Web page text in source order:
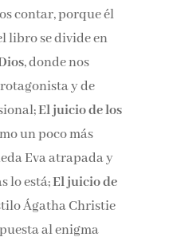
contar, porque él
libro se divide en
, donde nos
y de
El juicio de los
un poco más
Eva atrapada y
lo está;El juicio de
Ágatha Christie
al enigma